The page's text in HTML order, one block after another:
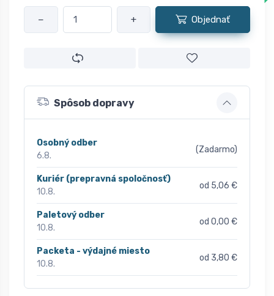
− + Objednať
Spôsob dopravy
Osobný odber
6.8.
(Zadarmo)
Kuriér (prepravná spoločnosť)
10.8.
od 5,06 €
Paletový odber
10.8.
od 0,00 €
Packeta - výdajné miesto
10.8.
od 3,80 €